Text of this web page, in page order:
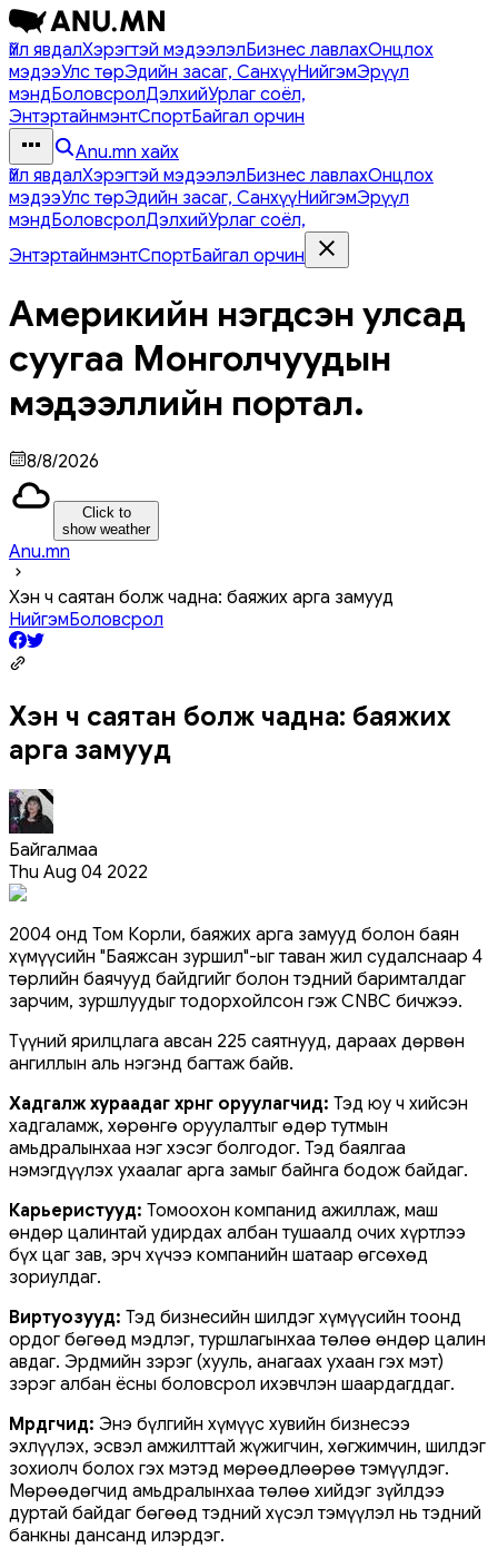
Үйл явдалХэрэгтэй мэдээлэлБизнес лавлахОнцлох
мэдээУлс төрЭдийн засаг, СанхүүНийгэмЭрүүл
мэндБоловсролДэлхийУрлаг соёл,
ЭнтэртайнмэнтСпортБайгал орчин
Anu.mn хайх
Үйл явдалХэрэгтэй мэдээлэлБизнес лавлахОнцлох
мэдээУлс төрЭдийн засаг, СанхүүНийгэмЭрүүл
мэндБоловсролДэлхийУрлаг соёл,
ЭнтэртайнмэнтСпортБайгал орчин
Америкийн нэгдсэн улсад
суугаа Монголчуудын
мэдээллийн портал.
8/8/2026
Click to
show weather
Anu.mn
Хэн ч саятан болж чадна: баяжих арга замууд
НийгэмБоловсрол
Хэн ч саятан болж чадна: баяжих
арга замууд
Байгалмаа
Thu Aug 04 2022
2004 онд Том Корли, баяжих арга замууд болон баян
хүмүүсийн "Баяжсан зуршил"-ыг таван жил судалснаар 4
төрлийн баячууд байдгийг болон тэдний баримталдаг
зарчим, зуршлуудыг тодорхойлсон гэж CNBC бичжээ.
Түүний ярилцлага авсан 225 саятнууд, дараах дөрвөн
ангиллын аль нэгэнд багтаж байв.
Хадгалж хураадаг хөрөнгө оруулагчид: Тэд юу ч хийсэн
хадгаламж, хөрөнгө оруулалтыг өдөр тутмын
амьдралынхаа нэг хэсэг болгодог. Тэд баялгаа
нэмэгдүүлэх ухаалаг арга замыг байнга бодож байдаг.
Карьеристууд: Томоохон компанид ажиллаж, маш
өндөр цалинтай удирдах албан тушаалд очих хүртлээ
бүх цаг зав, эрч хүчээ компанийн шатаар өгсөхөд
зориулдаг.
Виртуозууд: Тэд бизнесийн шилдэг хүмүүсийн тоонд
ордог бөгөөд мэдлэг, туршлагынхаа төлөө өндөр цалин
авдаг. Эрдмийн зэрэг (хууль, анагаах ухаан гэх мэт)
зэрэг албан ёсны боловсрол ихэвчлэн шаардагддаг.
Мөрөөдөгчид: Энэ бүлгийн хүмүүс хувийн бизнесээ
эхлүүлэх, эсвэл амжилттай жүжигчин, хөгжимчин, шилдэг
зохиолч болох гэх мэтэд мөрөөдлөөрөө тэмүүлдэг.
Мөрөөдөгчид амьдралынхаа төлөө хийдэг зүйлдээ
дуртай байдаг бөгөөд тэдний хүсэл тэмүүлэл нь тэдний
банкны дансанд илэрдэг.